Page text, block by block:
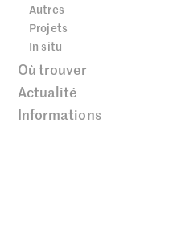
Autres
Projets
In situ
Où trouver
Actualité
Informations